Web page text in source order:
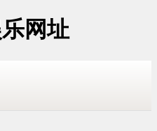
网址